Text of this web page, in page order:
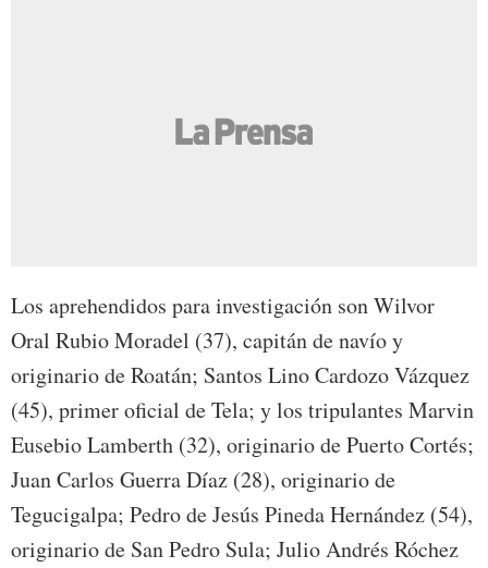
Los aprehendidos para investigación son Wilvor
Oral Rubio Moradel (37), capitán de navío y
originario de Roatán; Santos Lino Cardozo Vázquez
(45), primer oficial de Tela; y los tripulantes Marvin
Eusebio Lamberth (32), originario de Puerto Cortés;
Juan Carlos Guerra Díaz (28), originario de
Tegucigalpa; Pedro de Jesús Pineda Hernández (54),
originario de San Pedro Sula; Julio Andrés Róchez